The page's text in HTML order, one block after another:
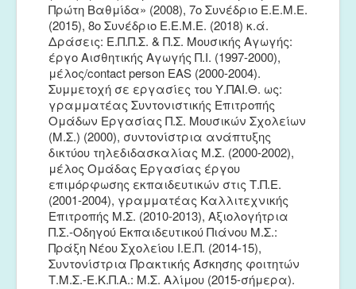
Πρώτη Βαθμίδα» (2008), 7ο Συνέδριο Ε.Ε.Μ.Ε.
(2015), 8ο Συνέδριο Ε.Ε.Μ.Ε. (2018) κ.ά.
Δράσεις: Ε.Π.Π.Σ. & Π.Σ. Μουσικής Αγωγής:
έργο Αισθητικής Αγωγής Π.Ι. (1997-2000),
μέλος/contact person ΕΑS (2000-2004).
Συμμετοχή σε εργασίες του Υ.ΠAI.Θ. ως:
γραμματέας Συντονιστικής Επιτροπής
Ομάδων Εργασίας Π.Σ. Μουσικών Σχολείων
(Μ.Σ.) (2000), συντονίστρια ανάπτυξης
δικτύου τηλεδιδασκαλίας Μ.Σ. (2000-2002),
μέλος Ομάδας Εργασίας έργου
επιμόρφωσης εκπαιδευτικών στις Τ.Π.Ε.
(2001-2004), γραμματέας Καλλιτεχνικής
Επιτροπής Μ.Σ. (2010-2013), Αξιολογήτρια
Π.Σ.-Οδηγού Εκπαιδευτικού Πιάνου Μ.Σ.:
Πράξη Νέου Σχολείου Ι.Ε.Π. (2014-15),
Συντονίστρια Πρακτικής Άσκησης φοιτητών
Τ.Μ.Σ.-Ε.Κ.Π.Α.: Μ.Σ. Αλίμου (2015-σήμερα).